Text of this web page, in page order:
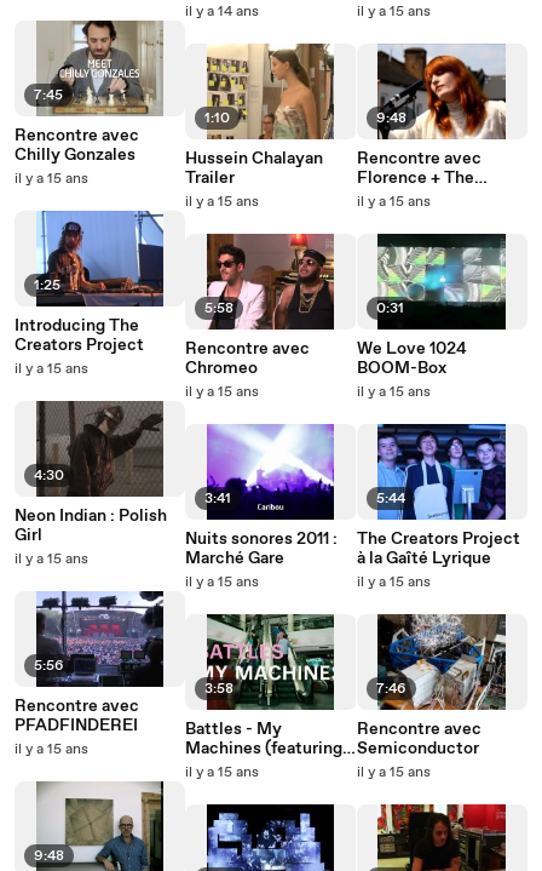
7:45
Rencontre avec
Chilly Gonzales
il y a 15 ans
1:25
Introducing The
Creators Project
il y a 15 ans
4:30
Neon Indian : Polish
Girl
il y a 15 ans
5:56
Rencontre avec
PFADFINDEREI
il y a 15 ans
9:48
il y a 14 ans
1:10
Hussein Chalayan
Trailer
il y a 15 ans
5:58
Rencontre avec
Chromeo
il y a 15 ans
3:41
Nuits sonores 2011 :
Marché Gare
il y a 15 ans
3:58
Battles - My
Machines (featuring
Gary Numan)
il y a 15 ans
il y a 15 ans
9:48
Rencontre avec
Florence + The
Machine
il y a 15 ans
0:31
We Love 1024
BOOM-Box
il y a 15 ans
5:44
The Creators Project
à la Gaîté Lyrique
il y a 15 ans
7:46
Rencontre avec
Semiconductor
il y a 15 ans